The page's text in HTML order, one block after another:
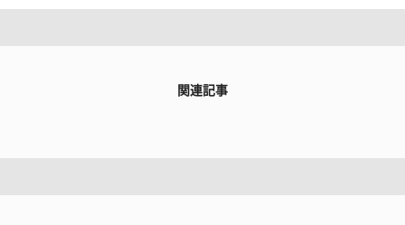
関連記事